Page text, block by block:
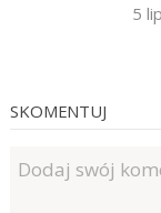
5
SKOMENTUJ